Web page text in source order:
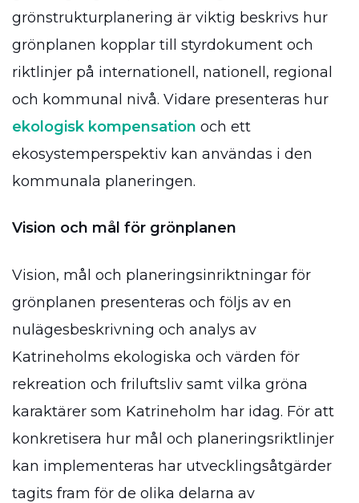
grönstrukturplanering är viktig beskrivs hur
grönplanen kopplar till styrdokument och
riktlinjer på internationell, nationell, regional
och kommunal nivå. Vidare presenteras hur
ekologisk kompensation och ett
ekosystemperspektiv kan användas i den
kommunala planeringen.
Vision och mål för grönplanen
Vision, mål och planeringsinriktningar för
grönplanen presenteras och följs av en
nulägesbeskrivning och analys av
Katrineholms ekologiska och värden för
rekreation och friluftsliv samt vilka gröna
karaktärer som Katrineholm har idag. För att
konkretisera hur mål och planeringsriktlinjer
kan implementeras har utvecklingsåtgärder
tagits fram för de olika delarna av